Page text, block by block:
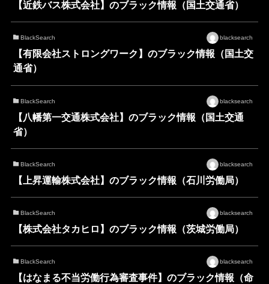
【近鉄バス株式会社】のブラック情報（国土交通省）
BlackSearch blacksearch
【有限会社ストロングワーク】のブラック情報（国土交
通省）
BlackSearch blacksearch
【八幡第一交通株式会社】のブラック情報（国土交通
省）
BlackSearch blacksearch
【上昇運輸株式会社】のブラック情報（石川労働局）
BlackSearch blacksearch
【株式会社タカヒロ】のブラック情報（茨城労働局）
BlackSearch blacksearch
【はなまる不当労働行為審査事件】のブラック情報（命